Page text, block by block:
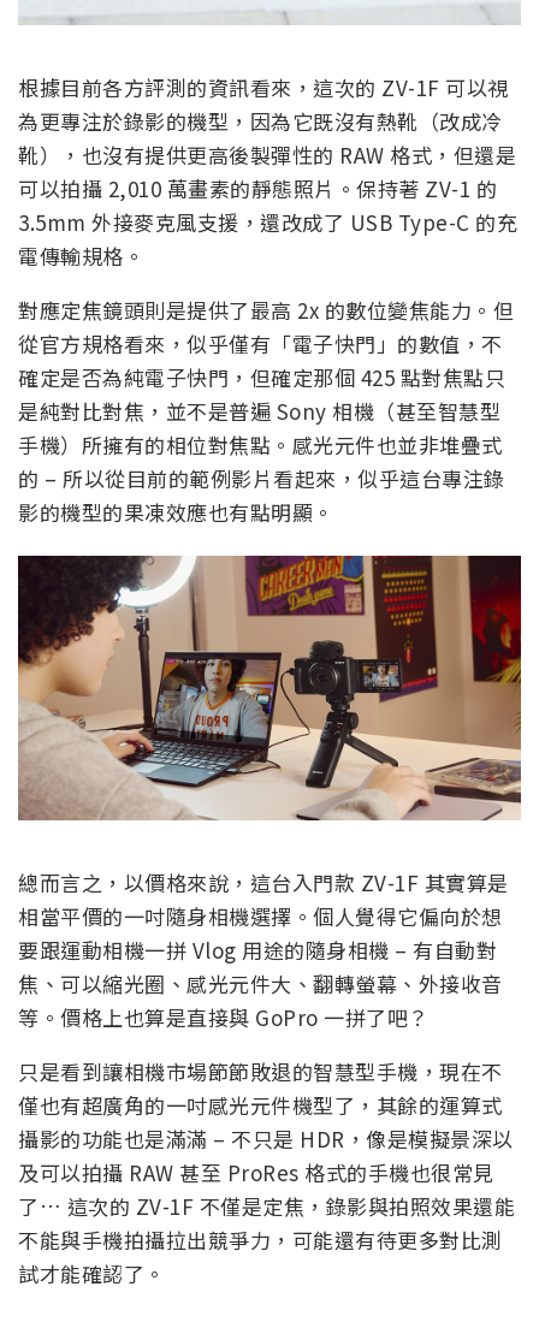
根據目前各方評測的資訊看來，這次的 ZV-1F 可以視
為更專注於錄影的機型，因為它既沒有熱靴（改成冷
靴），也沒有提供更高後製彈性的 RAW 格式，但還是
可以拍攝 2,010 萬畫素的靜態照片。保持著 ZV-1 的
3.5mm 外接麥克風支援，還改成了 USB Type-C 的充
電傳輸規格。
對應定焦鏡頭則是提供了最高 2x 的數位變焦能力。但
從官方規格看來，似乎僅有「電子快門」的數值，不
確定是否為純電子快門，但確定那個 425 點對焦點只
是純對比對焦，並不是普遍 Sony 相機（甚至智慧型
手機）所擁有的相位對焦點。感光元件也並非堆疊式
的 – 所以從目前的範例影片看起來，似乎這台專注錄
影的機型的果凍效應也有點明顯。
總而言之，以價格來說，這台入門款 ZV-1F 其實算是
相當平價的一吋隨身相機選擇。個人覺得它偏向於想
要跟運動相機一拼 Vlog 用途的隨身相機 – 有自動對
焦、可以縮光圈、感光元件大、翻轉螢幕、外接收音
等。價格上也算是直接與 GoPro 一拼了吧？
只是看到讓相機市場節節敗退的智慧型手機，現在不
僅也有超廣角的一吋感光元件機型了，其餘的運算式
攝影的功能也是滿滿 – 不只是 HDR，像是模擬景深以
及可以拍攝 RAW 甚至 ProRes 格式的手機也很常見
了… 這次的 ZV-1F 不僅是定焦，錄影與拍照效果還能
不能與手機拍攝拉出競爭力，可能還有待更多對比測
試才能確認了。